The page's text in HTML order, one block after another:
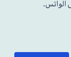
الواتس.